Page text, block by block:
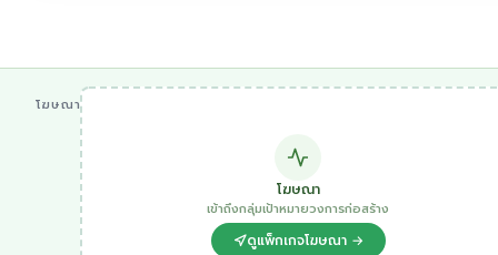
โฆษณา
โฆษณา
เข้าถึงกลุ่มเป้าหมายวงการก่อสร้าง
ดูแพ็กเกจโฆษณา →